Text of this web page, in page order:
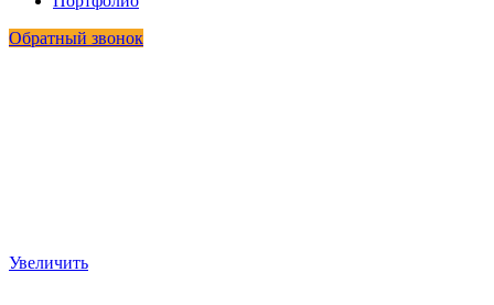
Обратный звонок
Увеличить